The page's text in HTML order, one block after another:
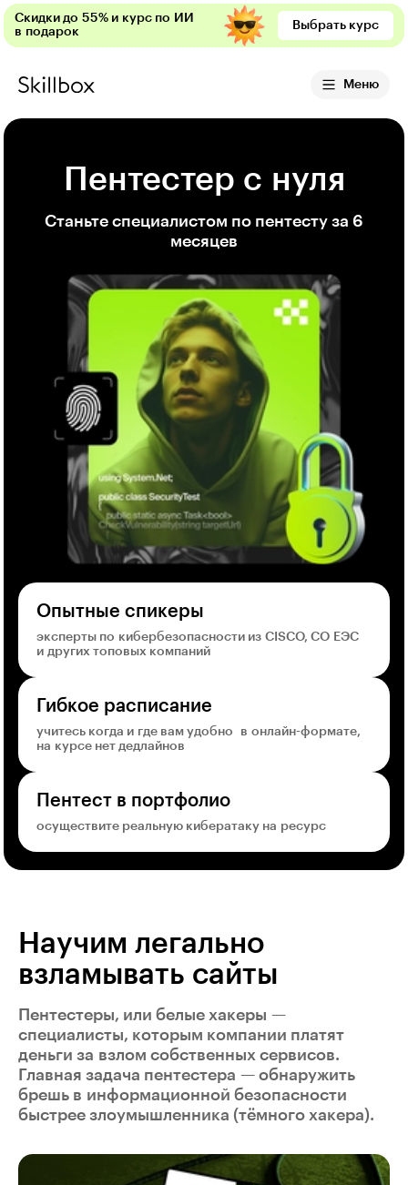
Скидки до 55% и курс по ИИ
в подарок
Выбрать курс
Меню
Пентестер с нуля
Станьте специалистом по пентесту за 6
месяцев
Опытные спикеры
эксперты по кибербезопасности из CISCO, СО ЕЭС
и других топовых компаний
Гибкое расписание
учитесь когда и где вам удобно в онлайн-формате,
на курсе нет дедлайнов
Пентест в портфолио
осуществите реальную кибератаку на ресурс
Научим легально
взламывать сайты
Пентестеры, или белые хакеры —
специалисты, которым компании платят
деньги за взлом собственных сервисов.
Главная задача пентестера — обнаружить
брешь в информационной безопасности
быстрее злоумышленника (тёмного хакера).